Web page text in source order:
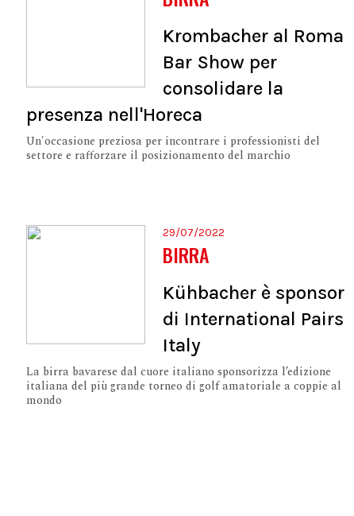
Krombacher al Roma
Bar Show per
consolidare la
presenza nell'Horeca
Un'occasione preziosa per incontrare i professionisti del
settore e rafforzare il posizionamento del marchio
29/07/2022
BIRRA
Kühbacher è sponsor
di International Pairs
Italy
La birra bavarese dal cuore italiano sponsorizza l’edizione
italiana del più grande torneo di golf amatoriale a coppie al
mondo